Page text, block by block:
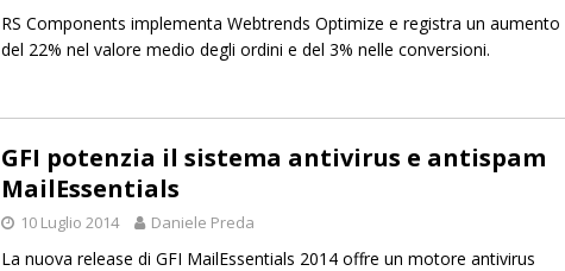
RS Components implementa Webtrends Optimize e registra un aumento
del 22% nel valore medio degli ordini e del 3% nelle conversioni.
GFI potenzia il sistema antivirus e antispam
MailEssentials
10 Luglio 2014 Daniele Preda
La nuova release di GFI MailEssentials 2014 offre un motore antivirus